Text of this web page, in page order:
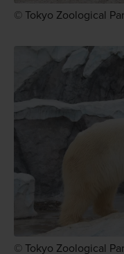
© Tokyo Zoological
© Tokyo Zoological